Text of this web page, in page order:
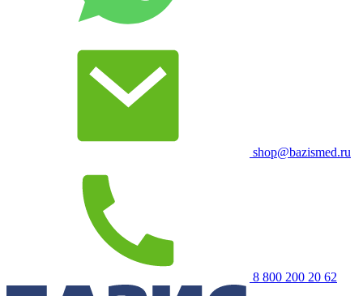
shop@bazismed.ru
8 800 200 20 62